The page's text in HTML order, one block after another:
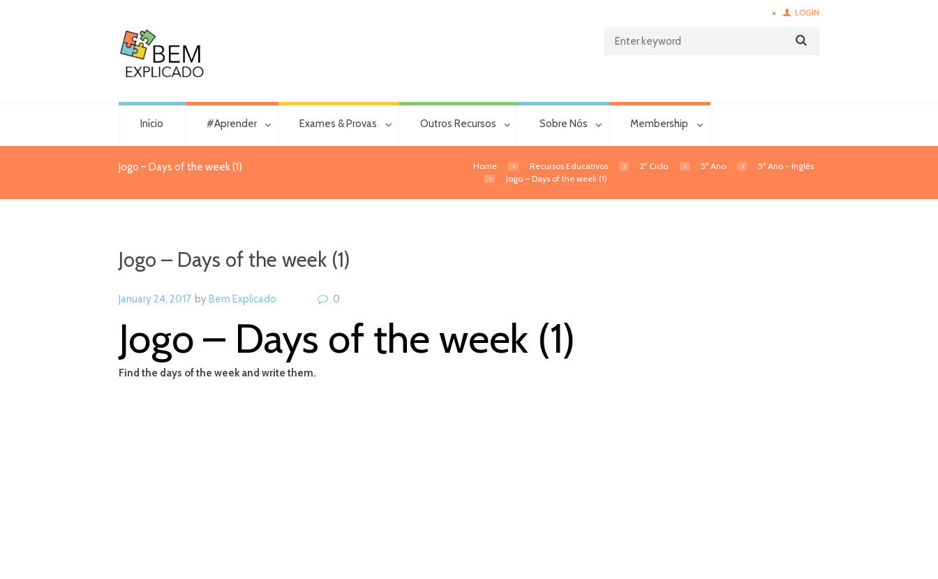
LOGIN
Início #Aprender Exames & Provas Outros Recursos Sobre Nós Membership
Jogo – Days of the week (1) Home Recursos Educativos 2º Ciclo 5º Ano
5º Ano - Inglês
Jogo – Days of the week (1)
Jogo – Days of the week (1)
January 24, 2017 byBem Explicado 0
Jogo – Days of the week (1)
Find the days of the week and write them.